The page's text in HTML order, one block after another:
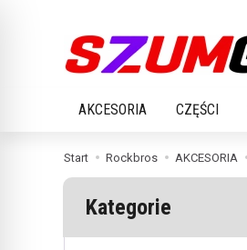
AKCESORIA CZĘŚCI
Start Rockbros AKCESORIA
Kategorie